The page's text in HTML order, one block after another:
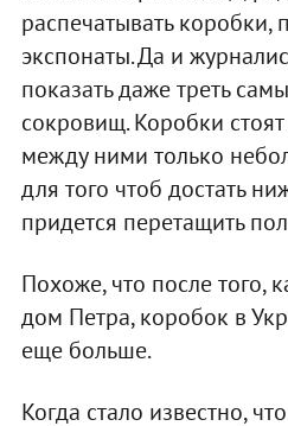
распечатывать коробки,
экспонаты. Да и
показать даже треть
сокровищ. Коробки
между ними только
для того чтоб достать
придется перетащить
Похоже, что после того,
дом Петра, коробок в
еще больше.
Когда стало известно,